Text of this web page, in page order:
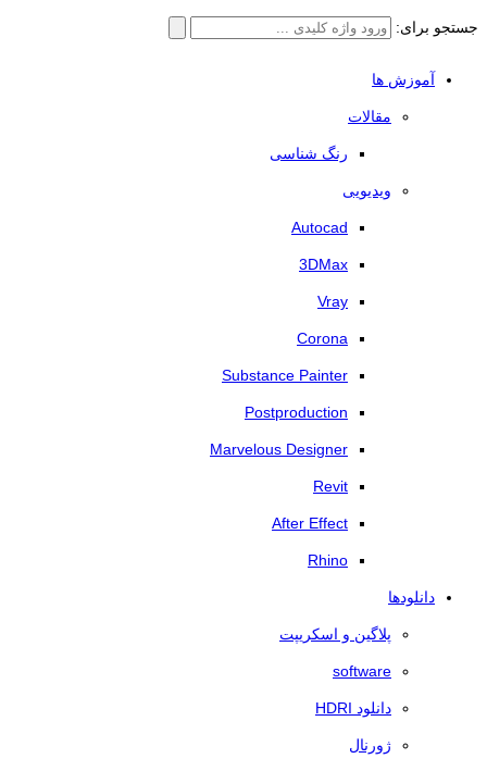
جستجو برای:
آموزش ها
مقالات
رنگ شناسی
ویدیویی
Autocad
3DMax
Vray
Corona
Substance Painter
Postproduction
Marvelous Designer
Revit
After Effect
Rhino
دانلودها
پلاگین و اسکریپت
software
دانلود HDRI
ژورنال